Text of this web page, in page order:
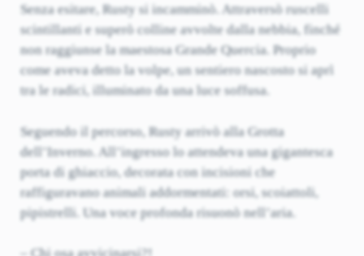
Senza esitare, Rusty si incamminò. Attraversò ruscelli
scintillanti e superò colline avvolte dalla nebbia, finché
non raggiunse la maestosa Grande Quercia. Proprio
come aveva detto la volpe, un sentiero nascosto si aprì
tra le radici, illuminato da una luce soffusa.
Seguendo il percorso, Rusty arrivò alla Grotta
dell’Inverno. All’ingresso lo attendeva una gigantesca
porta di ghiaccio, decorata con incisioni che
raffiguravano animali addormentati: orsi, scoiattoli,
pipistrelli. Una voce profonda risuonò nell’aria.